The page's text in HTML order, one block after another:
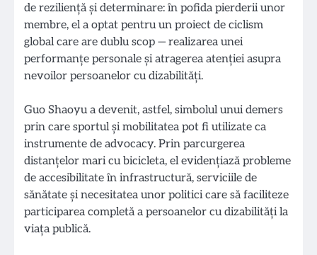
de reziliență și determinare: în pofida pierderii unor
membre, el a optat pentru un proiect de ciclism
global care are dublu scop — realizarea unei
performanțe personale și atragerea atenției asupra
nevoilor persoanelor cu dizabilități.
Guo Shaoyu a devenit, astfel, simbolul unui demers
prin care sportul și mobilitatea pot fi utilizate ca
instrumente de advocacy. Prin parcurgerea
distanțelor mari cu bicicleta, el evidențiază probleme
de accesibilitate în infrastructură, serviciile de
sănătate și necesitatea unor politici care să faciliteze
participarea completă a persoanelor cu dizabilități la
viața publică.